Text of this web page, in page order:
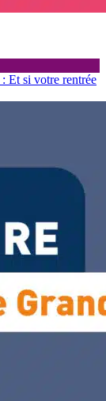
: Et si votre rentrée